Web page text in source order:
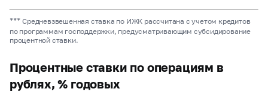
***Средневзвешенная ставка по ИЖК рассчитана с учетом кредитов
по программам господдержки, предусматривающим субсидирование
процентной ставки.
Процентные ставки по операциям в
рублях, % годовых